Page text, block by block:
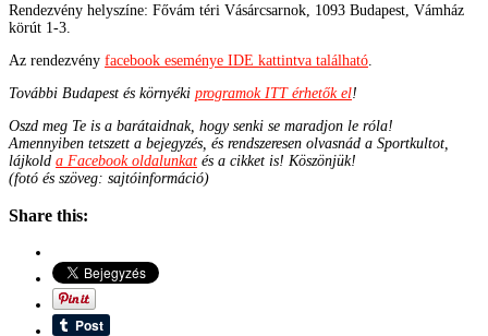
Rendezvény helyszíne: Fővám téri Vásárcsarnok, 1093 Budapest, Vámház
körút 1-3.
Az rendezvény facebook eseménye IDE kattintva található
További Budapest és környéki programok ITT érhetők el!
Oszd meg Te is a barátaidnak, hogy senki se maradjon le róla!
Amennyiben tetszett a bejegyzés, és rendszeresen olvasnád a Sportkultot,
lájkold a Facebook oldalunkat és a cikket is! Köszönjük!
(fotó és szöveg: sajtóinformáció)
Share this: